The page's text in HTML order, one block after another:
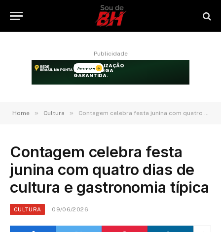
Publicidade
Home » Cultura » Contagem celebra festa junina com quatro dias de cultura e gastronomia típica
Contagem celebra festa
junina com quatro dias de
cultura e gastronomia típica
CULTURA 09/06/2026